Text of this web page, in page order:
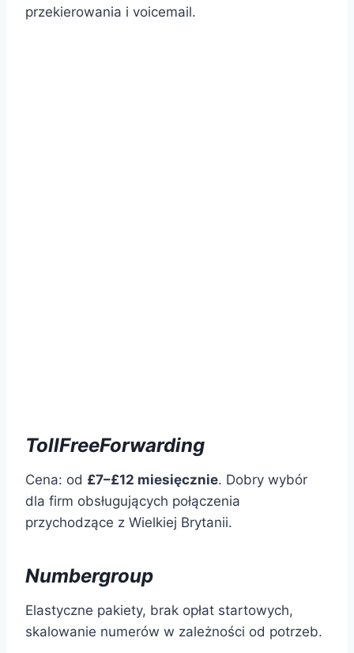
przekierowania i voicemail.
TollFreeForwarding
Cena: od £7–£12 miesięcznie. Dobry wybór
dla firm obsługujących połączenia
przychodzące z Wielkiej Brytanii.
Numbergroup
Elastyczne pakiety, brak opłat startowych,
skalowanie numerów w zależności od potrzeb.